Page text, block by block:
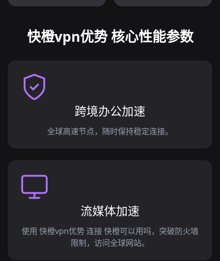
快橙vpn优势 核心性能参数
跨境办公加速
全球高速节点，随时保持稳定连接。
流媒体加速
使用 快橙vpn优势 连接 快橙可以用吗，突破防火墙
限制，访问全球网站。